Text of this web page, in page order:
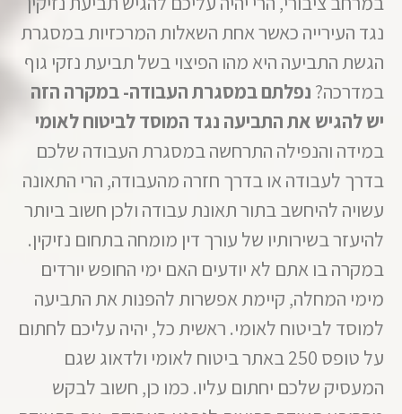
נגד העירייה כאשר אחת השאלות המרכזיות במסגרת
הגשת התביעה היא מהו הפיצוי בשל תביעת נזקי גוף
במדרכה? נפלתם במסגרת העבודה- במקרה הזה
יש להגיש את התביעה נגד המוסד לביטוח לאומי
במידה והנפילה התרחשה במסגרת העבודה שלכם
בדרך לעבודה או בדרך חזרה מהעבודה, הרי התאונה
עשויה להיחשב בתור תאונת עבודה ולכן חשוב ביותר
להיעזר בשירותיו של עורך דין מומחה בתחום נזיקין.
במקרה בו אתם לא יודעים האם ימי החופש יורדים
מימי המחלה, קיימת אפשרות להפנות את התביעה
למוסד לביטוח לאומי. ראשית כל, יהיה עליכם לחתום
על טופס 250 באתר ביטוח לאומי ולדאוג שגם
המעסיק שלכם יחתום עליו. כמו כן, חשוב לבקש